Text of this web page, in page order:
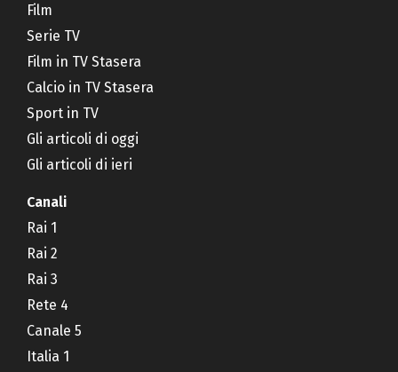
Film
Serie TV
Film in TV Stasera
Calcio in TV Stasera
Sport in TV
Gli articoli di oggi
Gli articoli di ieri
Canali
Rai 1
Rai 2
Rai 3
Rete 4
Canale 5
Italia 1